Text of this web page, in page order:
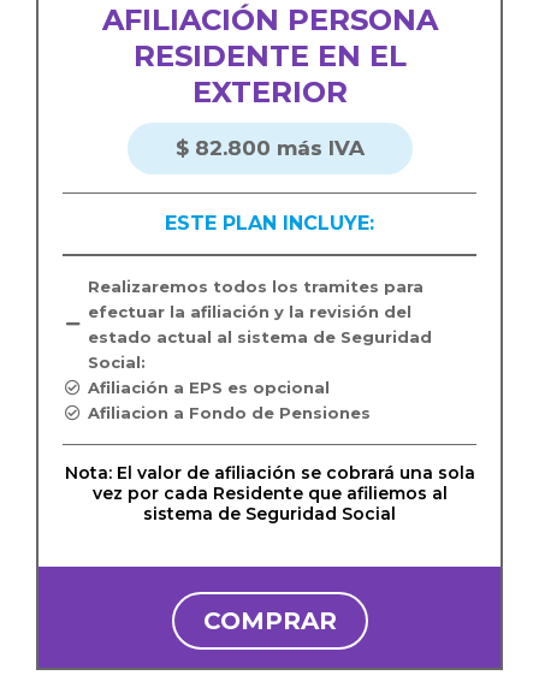
AFILIACIÓN PERSONA
RESIDENTE EN EL
EXTERIOR
$ 82.800 más IVA
ESTE PLAN INCLUYE:
Realizaremos todos los tramites para
efectuar la afiliación y la revisión del
estado actual al sistema de Seguridad
Social:
Afiliación a EPS es opcional
Afiliacion a Fondo de Pensiones
Nota: El valor de afiliación se cobrará una sola
vez por cada Residente que afiliemos al
sistema de Seguridad Social
COMPRAR